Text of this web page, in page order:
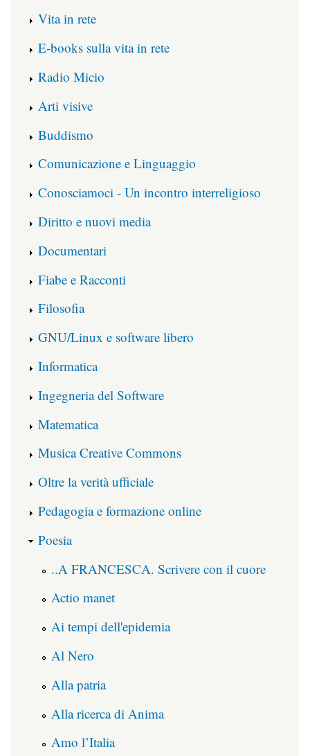
Vita in rete
E-books sulla vita in rete
Radio Micio
Arti visive
Buddismo
Comunicazione e Linguaggio
Conosciamoci - Un incontro interreligioso
Diritto e nuovi media
Documentari
Fiabe e Racconti
Filosofia
GNU/Linux e software libero
Informatica
Ingegneria del Software
Matematica
Musica Creative Commons
Oltre la verità ufficiale
Pedagogia e formazione online
Poesia
..A FRANCESCA. Scrivere con il cuore
Actio manet
Ai tempi dell'epidemia
Al Nero
Alla patria
Alla ricerca di Anima
Amo l’Italia